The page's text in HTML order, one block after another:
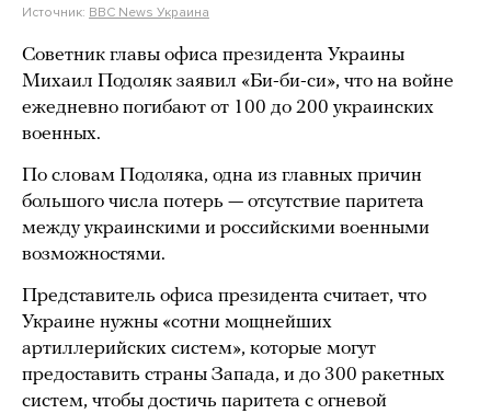
Источник: BBC News Украина
Советник главы офиса президента Украины
Михаил Подоляк заявил «Би-би-си», что на войне
ежедневно погибают от 100 до 200 украинских
военных.
По словам Подоляка, одна из главных причин
большого числа потерь — отсутствие паритета
между украинскими и российскими военными
возможностями.
Представитель офиса президента считает, что
Украине нужны «сотни мощнейших
артиллерийских систем», которые могут
предоставить страны Запада, и до 300 ракетных
систем, чтобы достичь паритета с огневой